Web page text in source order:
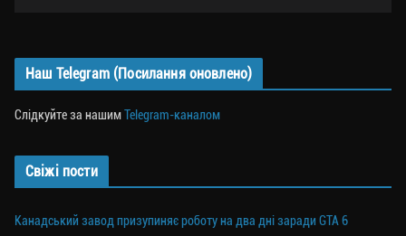
Наш Telegram (Посилання оновлено)
Слідкуйте за нашимTelegram-каналом
Свіжі пости
Канадський завод призупиняє роботу на два дні заради GTA 6